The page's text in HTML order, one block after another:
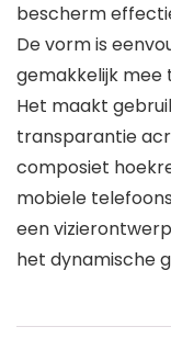
bescherm
De vorm is
gemakkelijk mee
Het maakt
transparantie
composiet
mobiele
een
het dynamische